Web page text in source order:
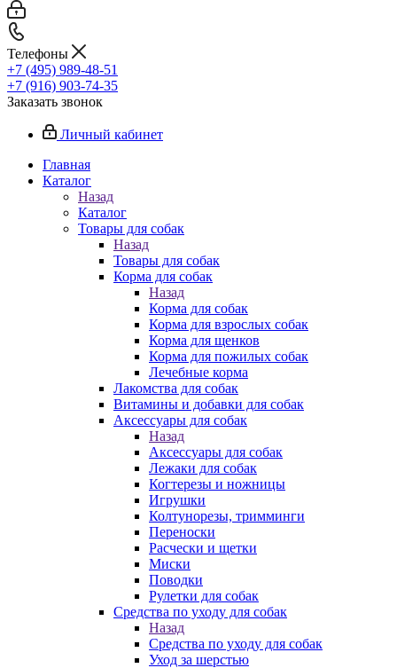
Телефоны
+7 (495) 989-48-51
+7 (916) 903-74-35
Заказать звонок
Личный кабинет
Главная
Каталог
Назад
Каталог
Товары для собак
Назад
Товары для собак
Корма для собак
Назад
Корма для собак
Корма для взрослых собак
Корма для щенков
Корма для пожилых собак
Лечебные корма
Лакомства для собак
Витамины и добавки для собак
Аксессуары для собак
Назад
Аксессуары для собак
Лежаки для собак
Когтерезы и ножницы
Игрушки
Колтунорезы, тримминги
Переноски
Расчески и щетки
Миски
Поводки
Рулетки для собак
Средства по уходу для собак
Назад
Средства по уходу для собак
Уход за шерстью